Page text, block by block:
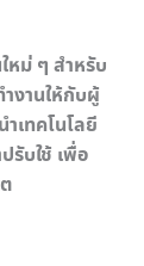
หม่ ๆ สำหรับ
งานให้กับผู้
เทคโนโลยี
รับใช้ เพื่อ